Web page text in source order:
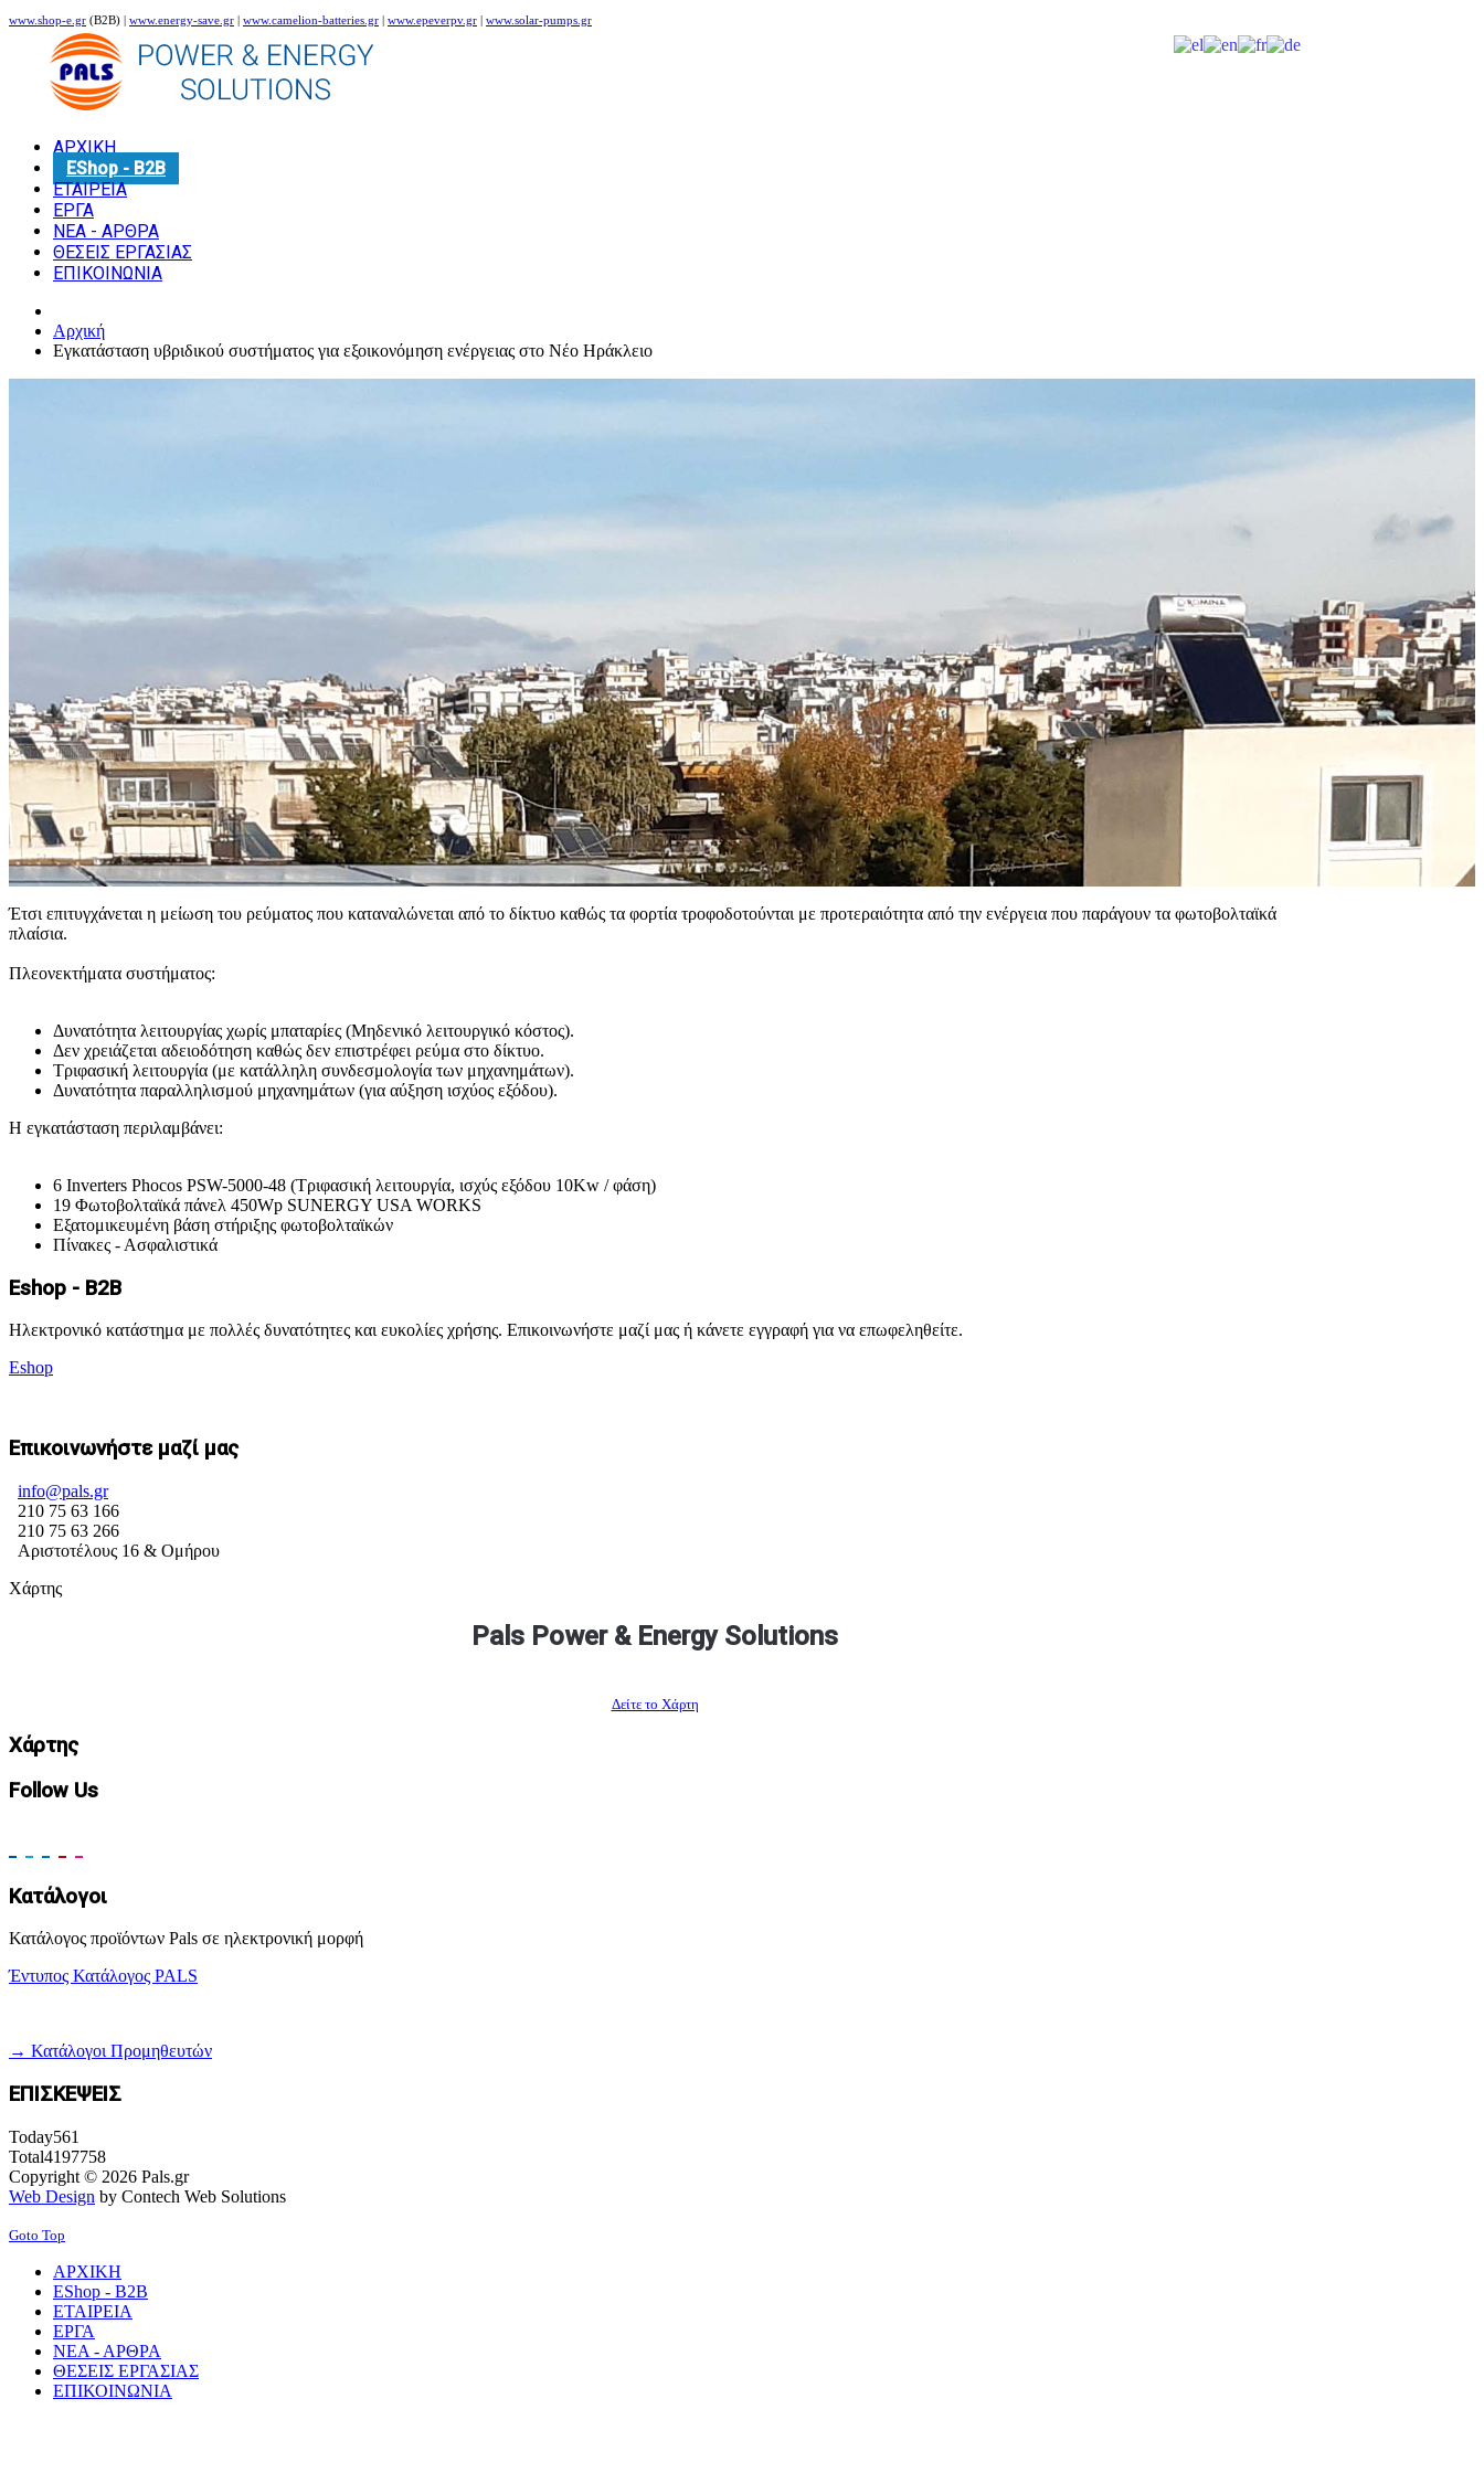
www.shop-e.gr (B2B) | www.energy-save.gr www.camelion-batteries.gr www.epeverpv.gr www.solar-pumps.gr
ΑΡΧΙΚΗ
EShop - B2B
ΕΤΑΙΡΕΙΑ
ΕΡΓΑ
ΝΕΑ - ΑΡΘΡΑ
ΘΕΣΕΙΣ ΕΡΓΑΣΙΑΣ
ΕΠΙΚΟΙΝΩΝΙΑ
Αρχική
Εγκατάσταση υβριδικού συστήματος για εξοικονόμηση ενέργειας στο Νέο Ηράκλειο
Έτσι επιτυγχάνεται η μείωση του ρεύματος που καταναλώνεται από το δίκτυο καθώς τα φορτία τροφοδοτούνται με προτεραιότητα από την ενέργεια που παράγουν τα φωτοβολταϊκά
πλαίσια.
Πλεονεκτήματα συστήματος:
Δυνατότητα λειτουργίας χωρίς μπαταρίες (Μηδενικό λειτουργικό κόστος).
Δεν χρειάζεται αδειοδότηση καθώς δεν επιστρέφει ρεύμα στο δίκτυο.
Τριφασική λειτουργία (με κατάλληλη συνδεσμολογία των μηχανημάτων).
Δυνατότητα παραλληλισμού μηχανημάτων (για αύξηση ισχύος εξόδου).
Η εγκατάσταση περιλαμβάνει:
6 Inverters Phocos PSW-5000-48 (Τριφασική λειτουργία, ισχύς εξόδου 10Kw / φάση)
19 Φωτοβολταϊκά πάνελ 450Wp SUNERGY USA WORKS
Εξατομικευμένη βάση στήριξης φωτοβολταϊκών
Πίνακες - Ασφαλιστικά
Eshop - B2B
Ηλεκτρονικό κατάστημα με πολλές δυνατότητες και ευκολίες χρήσης. Επικοινωνήστε μαζί μας ή κάνετε εγγραφή για να επωφεληθείτε.
Eshop
Επικοινωνήστε μαζί μας
info@pals.gr
210 75 63 166
210 75 63 266
Αριστοτέλους 16 & Ομήρου
Χάρτης
Pals Power & Energy Solutions
Δείτε το Χάρτη
Χάρτης
Follow Us
Κατάλογοι
Κατάλογος προϊόντων Pals σε ηλεκτρονική μορφή
Έντυπος Κατάλογος PALS
→ Κατάλογοι Προμηθευτών
ΕΠΙΣΚΕΨΕΙΣ
Today561
Total4197758
Copyright © 2026 Pals.gr
Web Design by Contech Web Solutions
Goto Top
ΑΡΧΙΚΗ
EShop - B2B
ΕΤΑΙΡΕΙΑ
ΕΡΓΑ
ΝΕΑ - ΑΡΘΡΑ
ΘΕΣΕΙΣ ΕΡΓΑΣΙΑΣ
ΕΠΙΚΟΙΝΩΝΙΑ